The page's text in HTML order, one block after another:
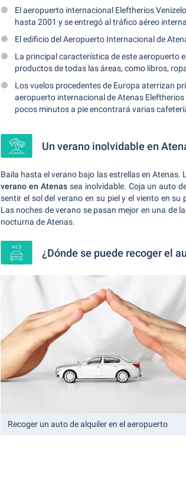
El aeropuerto internacional Eleftherios
hasta 2001 y se entregó al tráfico aéreo
El edificio del Aeropuerto Internacional de
La principal característica de este aeropuerto
productos de todas las áreas, como libros,
Los vuelos procedentes de Europa aterrizan
aeropuerto internacional de Atenas
pocos minutos a pie encontrará varias
Un verano inolvidable en
Baila hasta el verano bajo las estrellas en Atenas.
verano en Atenassea inolvidable. Coja un auto
sentir el sol del verano en su piel y el viento en
Las noches de verano se pasan mejor en una de
nocturna de Atenas.
¿Dónde se puede recoger el
Recoger un auto de alquiler en el aeropuerto